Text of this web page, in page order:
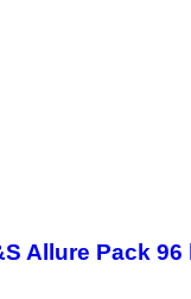
Allure Pack 96